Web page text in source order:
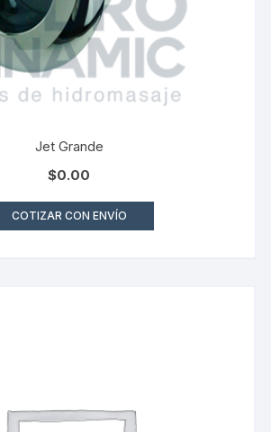
Jet Grande
$0.00
COTIZAR CON ENVÍO